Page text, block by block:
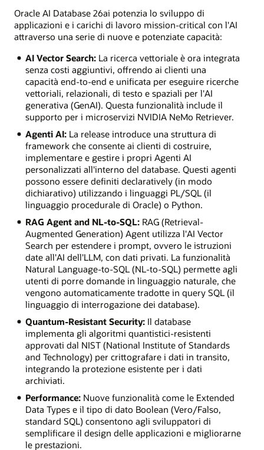
Oracle AI Database 26ai potenzia lo sviluppo di
applicazioni e i carichi di lavoro mission-critical con l'AI
attraverso una serie di nuove e potenziate capacità:
AI Vector Search:La ricerca vettoriale è ora integrata
senza costi aggiuntivi, offrendo ai clienti una
capacità end-to-end e unificata per eseguire ricerche
vettoriali, relazionali, di testo e spaziali per l'AI
generativa (GenAI). Questa funzionalità include il
supporto per i microservizi NVIDIA NeMo Retriever.
Agenti AI:La release introduce una struttura di
framework che consente ai clienti di costruire,
implementare e gestire i propri Agenti AI
personalizzati all'interno del database. Questi agenti
possono essere definiti declaratively (in modo
dichiarativo) utilizzando i linguaggi PL/SQL (il
linguaggio procedurale di Oracle) o Python.
RAG Agent and NL-to-SQL:RAG (Retrieval-
Augmented Generation) Agent utilizza l'AI Vector
Search per estendere i prompt, ovvero le istruzioni
date all'AI dell'LLM, con dati privati. La funzionalità
Natural Language-to-SQL (NL-to-SQL) permette agli
utenti di porre domande in linguaggio naturale, che
vengono automaticamente tradotte in query SQL (il
linguaggio di interrogazione dei database).
Quantum-Resistant Security:Il database
implementa gli algoritmi quantistici-resistenti
approvati dal NIST (National Institute of Standards
and Technology) per crittografare i dati in transito,
integrando la protezione esistente per i dati
archiviati.
Performance:Nuove funzionalità come le Extended
Data Types e il tipo di dato Boolean (Vero/Falso,
standard SQL) consentono agli sviluppatori di
semplificare il design delle applicazioni e migliorarne
le prestazioni.